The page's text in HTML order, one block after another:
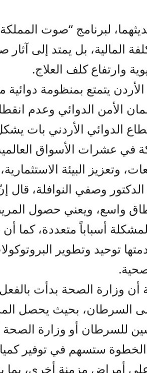
لبرنامج “صوت
المالية، بل يمتد إلى
وارتفاع كلف العلاج.
يتمتع بمنظومة
الأمن الدوائي وعدم
الدوائي الأردني بات
في عشرات الأسواق
وتعزيز البيئة
الدكتور وصفي النوافلة،
واسع، ويعني حصول
أسباباً متعددة، كما
توحيد وتطوير
أن وزارة الصحة بدأت بالفعل
السرطان، بحيث يحصل
للسرطان أو وزارة الصحة
ستسهم في توفير
على أمراض مزمنة أخرى، بما